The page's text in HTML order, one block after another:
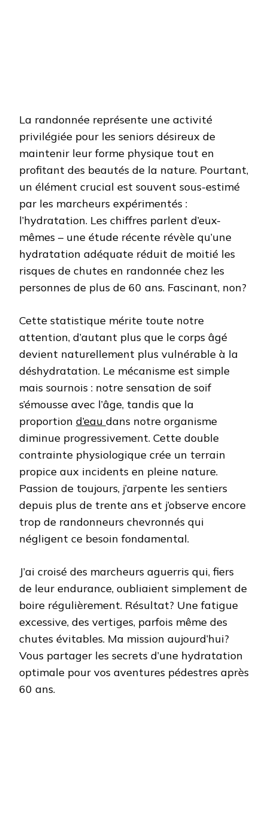
La randonnée représente une activité
privilégiée pour les seniors désireux de
maintenir leur forme physique tout en
profitant des beautés de la nature. Pourtant,
un élément crucial est souvent sous-estimé
par les marcheurs expérimentés :
l’hydratation. Les chiffres parlent d’eux-
mêmes – une étude récente révèle qu’une
hydratation adéquate réduit de moitié les
risques de chutes en randonnée chez les
personnes de plus de 60 ans. Fascinant, non?
Cette statistique mérite toute notre
attention, d’autant plus que le corps âgé
devient naturellement plus vulnérable à la
déshydratation. Le mécanisme est simple
mais sournois : notre sensation de soif
s’émousse avec l’âge, tandis que la
proportion d’eau dans notre organisme
diminue progressivement. Cette double
contrainte physiologique crée un terrain
propice aux incidents en pleine nature.
Passion de toujours, j’arpente les sentiers
depuis plus de trente ans et j’observe encore
trop de randonneurs chevronnés qui
négligent ce besoin fondamental.
J’ai croisé des marcheurs aguerris qui, fiers
de leur endurance, oubliaient simplement de
boire régulièrement. Résultat? Une fatigue
excessive, des vertiges, parfois même des
chutes évitables. Ma mission aujourd’hui?
Vous partager les secrets d’une hydratation
optimale pour vos aventures pédestres après
60 ans.